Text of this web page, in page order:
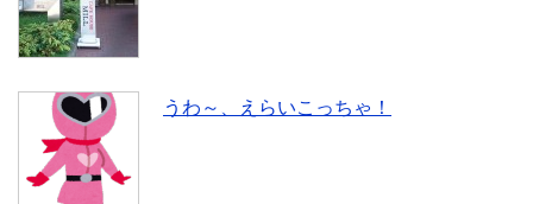
うわ～、えらいこっちゃ！